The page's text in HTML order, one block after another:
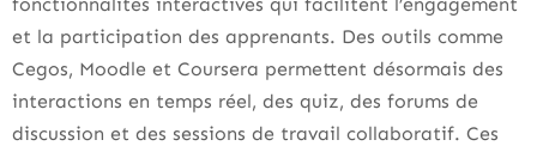
et la participation des apprenants. Des outils comme
Cegos, Moodle et Coursera permettent désormais des
interactions en temps réel, des quiz, des forums de
discussion et des sessions de travail collaboratif. Ces